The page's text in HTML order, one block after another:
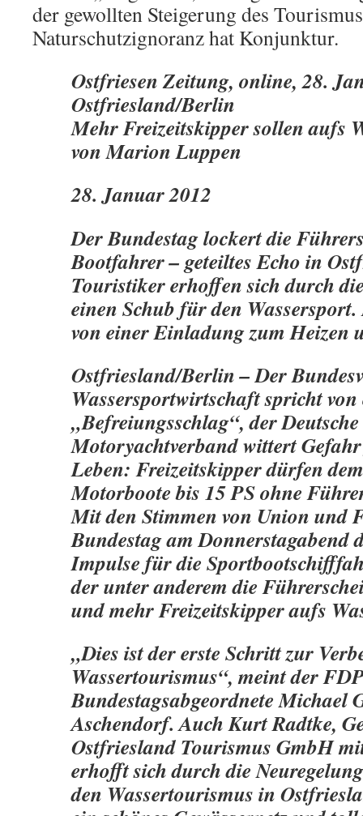
der gewollten Steigerung des
Naturschutzignoranz hat Konjunktur.
Ostfriesen Zeitung, online, 28.
Ostfriesland/Berlin
Mehr Freizeitskipper sollen aufs
von Marion Luppen
28. Januar 2012
Der Bundestag lockert die
Bootfahrer – geteiltes Echo in
Touristiker erhoffen sich durch
einen Schub für den
von einer Einladung zum Heizen
Ostfriesland/Berlin – Der
Wassersportwirtschaft spricht von
„Befreiungsschlag“, der Deutsche
Motoryachtverband wittert
Leben: Freizeitskipper dürfen
Motorboote bis 15 PS ohne
Mit den Stimmen von Union und
Bundestag am Donnerstagabend
Impulse für die
der unter anderem die
und mehr Freizeitskipper aufs
„Dies ist der erste Schritt zur
Wassertourismus“, meint der
Bundestagsabgeordnete Michael
Aschendorf. Auch Kurt Radtke,
Ostfriesland Tourismus GmbH
erhofft sich durch die
den Wassertourismus in